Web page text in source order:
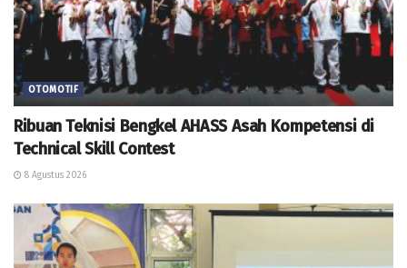
OTOMOTIF
Ribuan Teknisi Bengkel AHASS Asah Kompetensi di
Technical Skill Contest
8 Agustus 2026